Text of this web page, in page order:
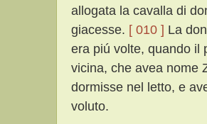
allogata la cavalla di
giacesse. [ 010 ] La
era piú volte, quando il
vicina, che avea nome
dormisse nel letto, e
voluto.